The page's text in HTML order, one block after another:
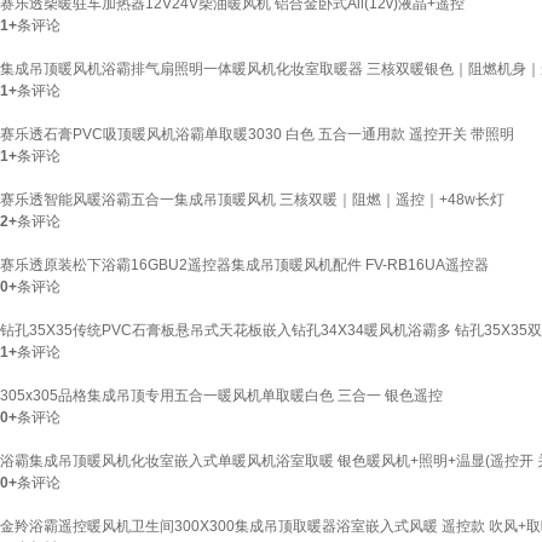
赛乐透柴暖驻车加热器12V24V柴油暖风机 铝合金卧式All(12v)液晶+遥控
1+条评论
集成吊顶暖风机浴霸排气扇照明一体暖风机化妆室取暖器 三核双暖银色｜阻燃机身
1+条评论
赛乐透石膏PVC吸顶暖风机浴霸单取暖3030 白色 五合一通用款 遥控开关 带照明
1+条评论
赛乐透智能风暖浴霸五合一集成吊顶暖风机 三核双暖｜阻燃｜遥控｜+48w长灯
2+条评论
赛乐透原装松下浴霸16GBU2遥控器集成吊顶暖风机配件 FV-RB16UA遥控器
0+条评论
钻孔35X35传统PVC石膏板悬吊式天花板嵌入钻孔34X34暖风机浴霸多 钻孔35X35
1+条评论
305x305品格集成吊顶专用五合一暖风机单取暖白色 三合一 银色遥控
0+条评论
浴霸集成吊顶暖风机化妆室嵌入式单暖风机浴室取暖 银色暖风机+照明+温显(遥控开
0+条评论
金羚浴霸遥控暖风机卫生间300X300集成吊顶取暖器浴室嵌入式风暖 遥控款 吹风+